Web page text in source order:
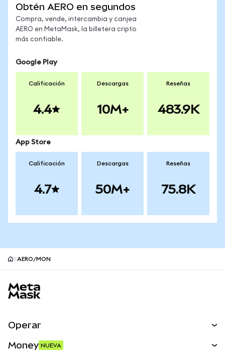
Obtén AERO en segundos
Compra, vende, intercambia y canjea
AERO en MetaMask, la billetera cripto
más confiable.
Google Play
Calificación
4.4
Descargas
10M+
Reseñas
483.9K
App Store
Calificación
4.7
Descargas
50M+
Reseñas
75.8K
AERO/MON
Operar
Money NUEVA